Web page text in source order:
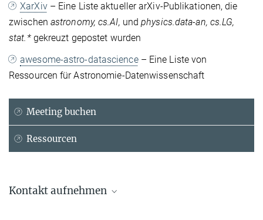
XarXiv– Eine Liste aktueller arXiv-Publikationen, die
zwischen astronomy, cs.AI, und physics.data-an, cs.LG,
stat.*gekreuzt gepostet wurden
awesome-astro-datascience– Eine Liste von
Ressourcen für Astronomie-Datenwissenschaft
Meeting buchen
Ressourcen
Kontakt aufnehmen